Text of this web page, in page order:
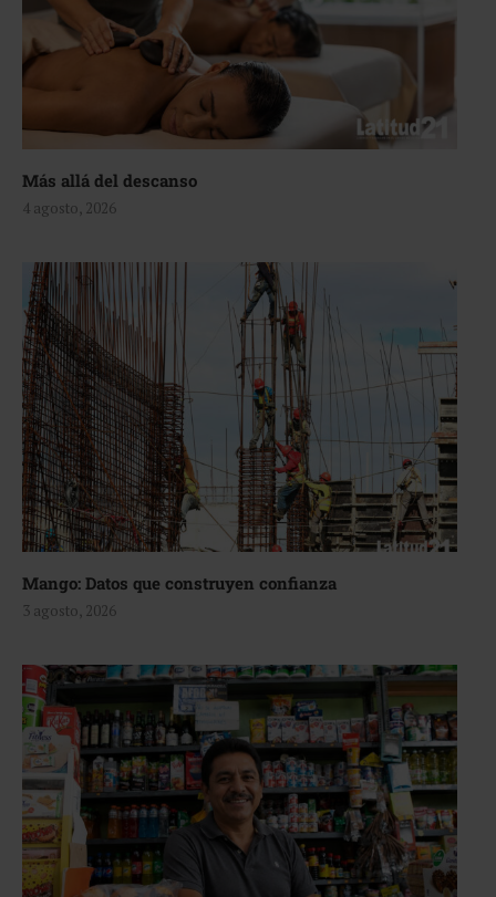
Más allá del descanso
4 agosto, 2026
Mango: Datos que construyen confianza
3 agosto, 2026